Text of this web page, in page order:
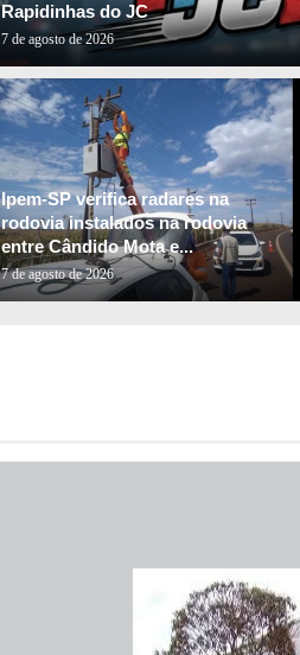
Rapidinhas do JC
7 de agosto de 2026
Ipem-SP verifica radares na
rodovia instalados na rodovia
entre Cândido Mota e...
7 de agosto de 2026